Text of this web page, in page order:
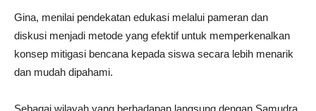
Gina, menilai pendekatan edukasi melalui pameran dan
diskusi menjadi metode yang efektif untuk memperkenalkan
konsep mitigasi bencana kepada siswa secara lebih menarik
dan mudah dipahami.
Sebagai wilayah yang berhadapan langsung dengan Samudra